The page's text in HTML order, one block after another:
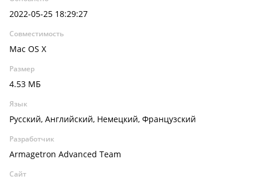
2022-05-25 18:29:27
Совместимость
Mac OS X
Размер
4.53 МБ
Язык
Русский, Английский, Немецкий, Французский
Разработчик
Armagetron Advanced Team
Сайт